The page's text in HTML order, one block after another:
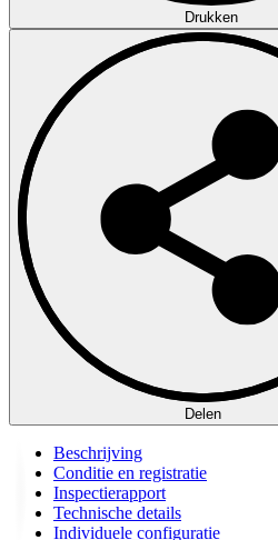
Drukken
Delen
Beschrijving
Conditie en registratie
Inspectierapport
Technische details
Individuele configuratie